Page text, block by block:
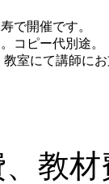
で開催です。
コピー代別途。
室にて講師に
教